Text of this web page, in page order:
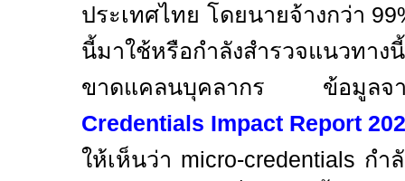
ประเทศไทย โดยนายจ้างกว่า
นี้มาใช้หรือกำลังสำรวจแนวทาง
ขาดแคลนบุคลากร ข้อมูล
Credentials Impact Report
ให้เห็นว่า micro-credentials กำ